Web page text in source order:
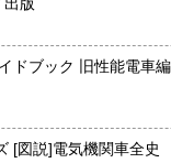
17:00
時休業有
取(※要事前相談)致し
イドブック 旧性能電
[図説]電気機関車全